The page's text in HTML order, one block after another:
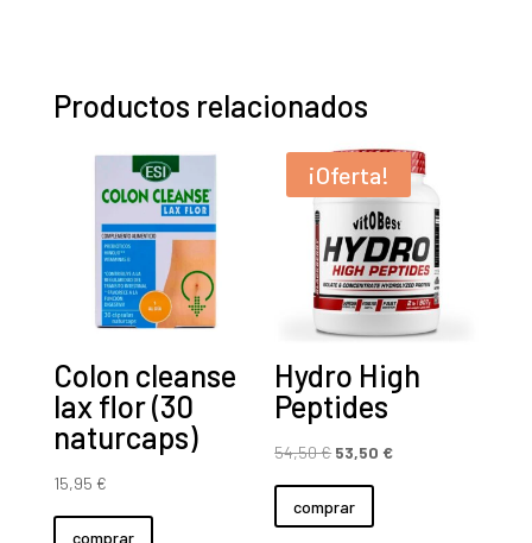
Productos relacionados
Colon cleanse
lax flor (30
naturcaps)
15,95 €
comprar
¡Oferta!
Hydro High
Peptides
54,50€ El
precio
original
53,50 €El
comprar